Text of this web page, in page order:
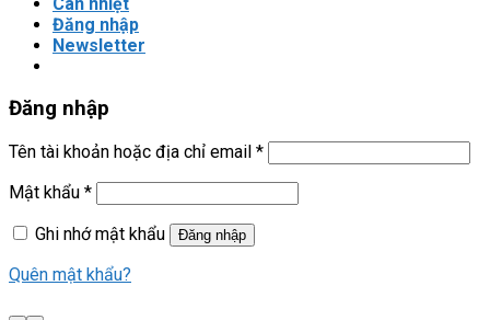
Đăng nhập
Newsletter
Đăng nhập
Tên tài khoản hoặc địa chỉ email *
Mật khẩu *
Ghi nhớ mật khẩu
Đăng nhập
Quên mật khẩu?